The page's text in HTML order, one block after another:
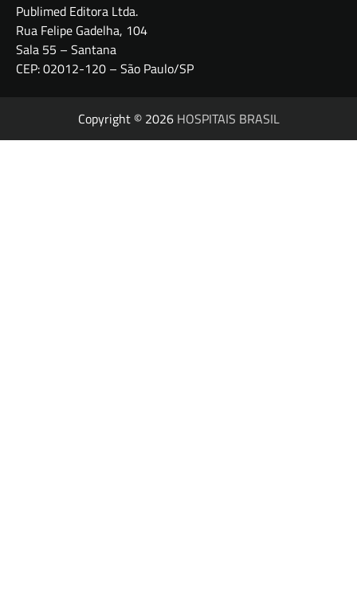
Publimed Editora Ltda.
Rua Felipe Gadelha, 104
Sala 55 – Santana
CEP: 02012-120 – São Paulo/SP
Copyright © 2026 HOSPITAIS BRASIL